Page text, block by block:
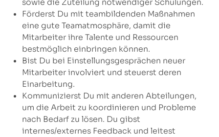
sowie die Zuteilung notwendiger Schulungen.
Förderst Du mit teambildenden Maßnahmen
eine gute Teamatmosphäre, damit die
Mitarbeiter ihre Talente und Ressourcen
bestmöglich einbringen können.
Bist Du bei Einstellungsgesprächen neuer
Mitarbeiter involviert und steuerst deren
Einarbeitung.
Kommunizierst Du mit anderen Abteilungen,
um die Arbeit zu koordinieren und Probleme
nach Bedarf zu lösen. Du gibst
internes/externes Feedback und leitest